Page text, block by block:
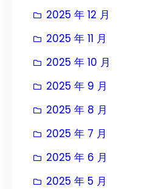
2025 年 12 月
2025 年 11 月
2025 年 10 月
2025 年 9 月
2025 年 8 月
2025 年 7 月
2025 年 6 月
2025 年 5 月